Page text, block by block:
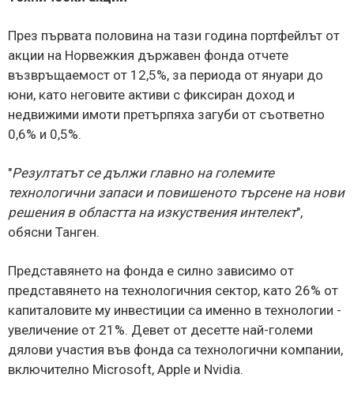
През първата половина на тази година портфейлът от
акции на Норвежкия държавен фонда отчете
възвръщаемост от 12,5%, за периода от януари до
юни, като неговите активи с фиксиран доход и
недвижими имоти претърпяха загуби от съответно
0,6% и 0,5%.
"Резултатът се дължи главно на големите
технологични запаси и повишеното търсене на нови
решения в областта на изкуствения интелект",
обясни Танген.
Представянето на фонда е силно зависимо от
представянето на технологичния сектор, като 26% от
капиталовите му инвестиции са именно в технологии -
увеличение от 21%. Девет от десетте най-големи
дялови участия във фонда са технологични компании,
включително Microsoft, Apple и Nvidia.